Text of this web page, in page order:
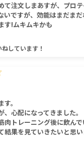
て注文しまあすが、プロ
いですが、効能はまだま
す!ムキムキかも
しています！
。
心配になってきました。
肉トレーニング後に飲んで
結果を見ていきたいと思い